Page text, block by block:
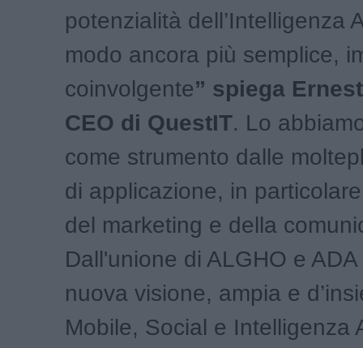
potenzialità dell’Intelligenza
modo ancora più semplice,
coinvolgente” spiega
CEO di QuestIT. Lo
come strumento dalle
di applicazione, in
del marketing e della
Dall'unione di ALGHO e
nuova visione, ampia e
Mobile, Social e Intelligenza